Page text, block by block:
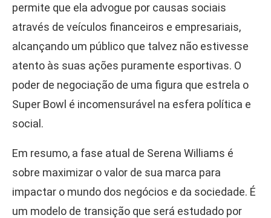
permite que ela advogue por causas sociais
através de veículos financeiros e empresariais,
alcançando um público que talvez não estivesse
atento às suas ações puramente esportivas. O
poder de negociação de uma figura que estrela o
Super Bowl é incomensurável na esfera política e
social.
Em resumo, a fase atual de Serena Williams é
sobre maximizar o valor de sua marca para
impactar o mundo dos negócios e da sociedade. É
um modelo de transição que será estudado por